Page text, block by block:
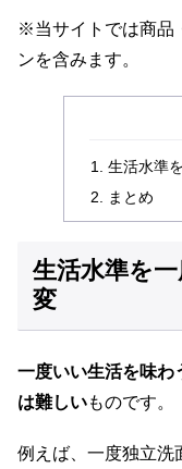
※当サイトでは商品
ンを含みます。
生活水準
まとめ
生活水準を
変
一度いい生活を味わ
は難しいものです。
例えば、一度独立洗